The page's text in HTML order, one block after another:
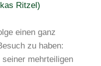
Ritzel)
einen ganz
zu haben:
mehrteiligen